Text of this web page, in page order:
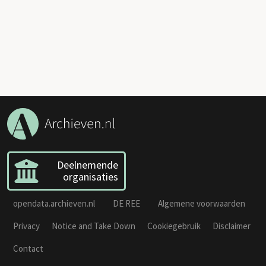
Deelnemende
organisaties
opendata.archieven.nl DE REE
Algemene voorwaarden
Privacy
Notice and Take Down Cookiegebruik
Disclaimer
Contact